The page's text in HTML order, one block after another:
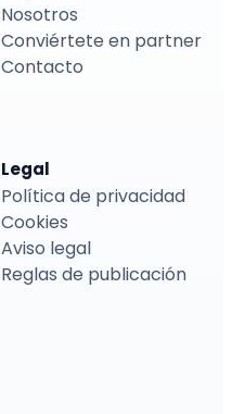
Nosotros
Conviértete en partner
Contacto
Legal
Política de privacidad
Cookies
Aviso legal
Reglas de publicación